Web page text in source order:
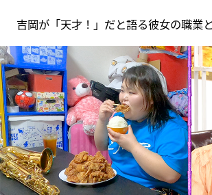
吉岡が「天才！」だと語る彼女の職業